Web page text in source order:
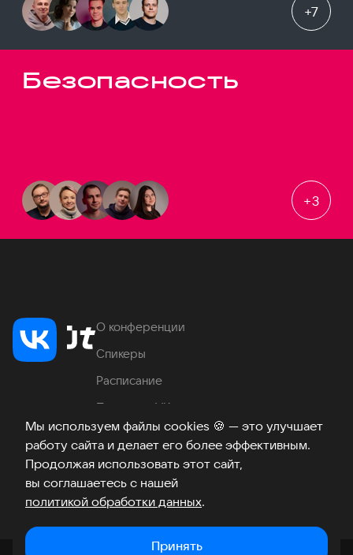
Мы используем файлы cookies 🍪 — это улучшает
работу сайта и делает его более эффективным.
Продолжая использовать этот сайт,
вы соглашаетесь с нашей
политикой обработки данных.
Принять
+7
Безопасность
+3
О конференции
Спикеры
Расписание
Продукты VK
Место проведения
Часто задаваемые вопросы
ТелеграмВКонтакте
Хабр
Возникли вопросы? ©2026